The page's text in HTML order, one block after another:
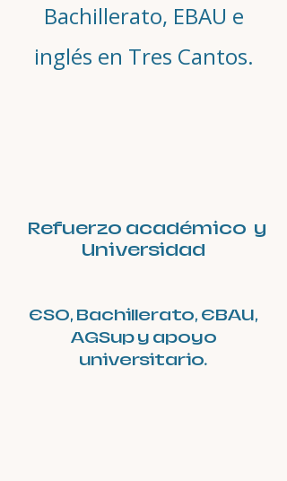
Bachillerato, EBAU e
inglés en Tres Cantos.
Refuerzo académico y
Universidad
ESO, Bachillerato, EBAU,
AGSup y apoyo
universitario.